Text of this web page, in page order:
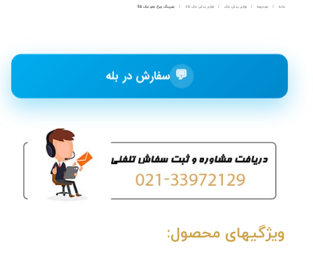
خانه خودروها لوازم یدکی جک لوازم یدکی جک s5 بلبرینگ چرخ جلو جک S5
💬 سفارش در بله
ویژگیهای محصول: